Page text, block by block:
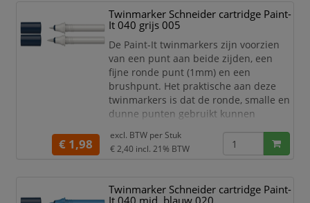
egaal in te kleuren. Zo haal je met de
twinmarkers verschillende functies in
huis met één product! De 30 levend
Twinmarker Schneider cartridge Paint-
It 040 grijs 005
De Paint-It twinmarkers zijn voorzien
van een punt aan beide zijden, een
fijne ronde punt (1mm) en een
brushpunt. Het praktische aan deze
twinmarkers is dat de ronde, smalle en
dunne punten gebruikt kunnen
dikkere punten gebruikt kunnen
worden om grotere schrijf- en
egaal in te kleuren. Zo haal je met de
twinmarkers verschillende functies in
€ 1,98
excl. BTW per Stuk
€ 2,40 incl. 21% BTW
Twinmarker Schneider cartridge Paint-